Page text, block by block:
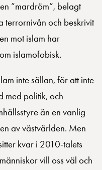
”mardröm”, belagt
terrornivån och beskrivit
mot islam har
islamofobisk.
inte sällan, för att inte
med politik, och
än en vanlig
av västvärlden. Men
kvar i 2010-talets
vill oss väl och